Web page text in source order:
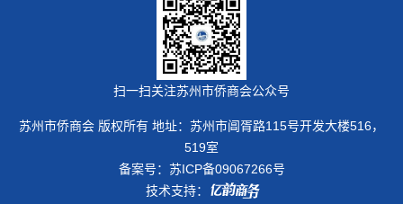
扫一扫关注苏州市侨商会公众号
苏州市侨商会 版权所有 地址：苏州市阊胥路115号开发大楼516，
519室
备案号： 苏ICP备09067266号
技术支持：